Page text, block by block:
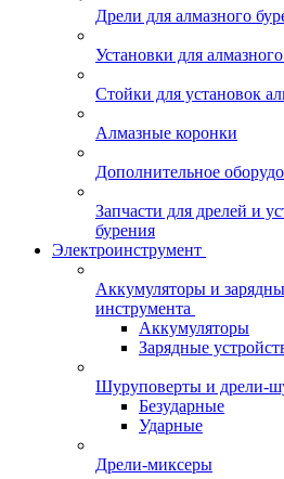
Дрели для алмазного
Установки для
Стойки для установок
Алмазные коронки
Дополнительное
Запчасти для дрелей и
бурения
Электроинструмент
Аккумуляторы и
инструмента
Аккумуляторы
Зарядные
Шуруповерты и дрели-
Безударные
Ударные
Дрели-миксеры